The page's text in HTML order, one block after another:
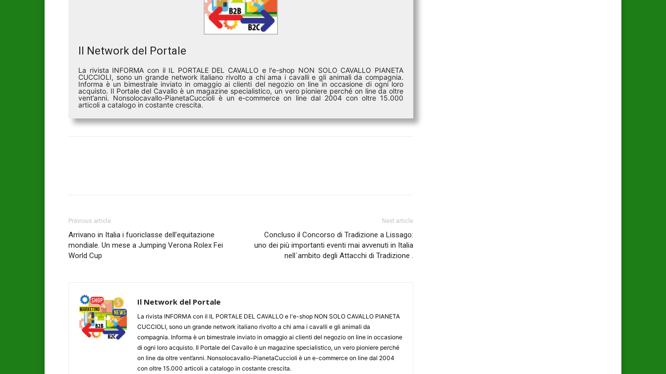
Il Network del Portale
La rivista INFORMA con il IL PORTALE DEL CAVALLO e l'e-shop NON SOLO CAVALLO PIANETA
CUCCIOLI, sono un grande network italiano rivolto a chi ama i cavalli e gli animali da compagnia.
Informa è un bimestrale inviato in omaggio ai clienti del negozio on line in occasione di ogni loro
acquisto. Il Portale del Cavallo è un magazine specialistico, un vero pioniere perché on line da oltre
vent’anni. Nonsolocavallo-PianetaCuccioli è un e-commerce on line dal 2004 con oltre 15.000
articoli a catalogo in costante crescita.
Previous article
Arrivano in Italia i fuoriclasse dell’equitazione
mondiale. Un mese a Jumping Verona Rolex Fei
World Cup
Next article
Concluso il Concorso di Tradizione a Lissago:
uno dei più importanti eventi mai avvenuti in Italia
nell´ambito degli Attacchi di Tradizione .
Il Network del Portale
La rivista INFORMA con il IL PORTALE DEL CAVALLO e l'e-shop NON SOLO CAVALLO PIANETA
CUCCIOLI, sono un grande network italiano rivolto a chi ama i cavalli e gli animali da
compagnia. Informa è un bimestrale inviato in omaggio ai clienti del negozio on line in occasione
di ogni loro acquisto. Il Portale del Cavallo è un magazine specialistico, un vero pioniere perché
on line da oltre vent’anni. Nonsolocavallo-PianetaCuccioli è un e-commerce on line dal 2004
con oltre 15.000 articoli a catalogo in costante crescita.